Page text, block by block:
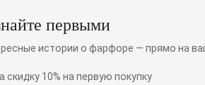
первыми
истории о фарфоре — прямо на
скидку 10% на первую покупку